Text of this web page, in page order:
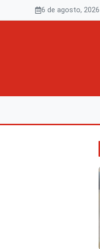
6 de agosto, 2026